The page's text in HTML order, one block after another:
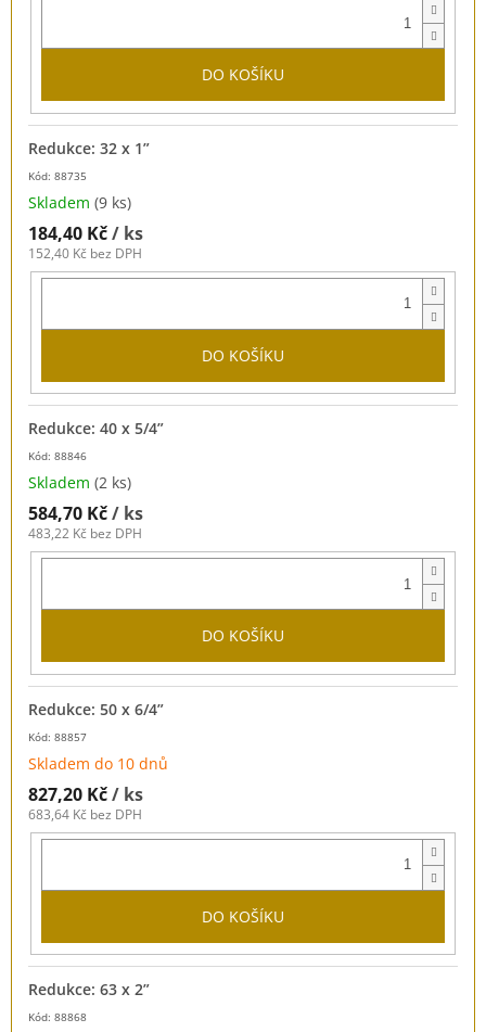
DO KOŠÍKU
Kód: 88735
Redukce: 32 x 1”
Skladem (9 ks)
184,40 Kč/ ks
152,40 Kč bez DPH
DO KOŠÍKU
Kód: 88846
Redukce: 40 x 5/4”
Skladem (2 ks)
584,70 Kč/ ks
483,22 Kč bez DPH
DO KOŠÍKU
Kód: 88857
Redukce: 50 x 6/4”
Skladem do 10 dnů
827,20 Kč/ ks
683,64 Kč bez DPH
DO KOŠÍKU
Kód: 88868
Redukce: 63 x 2”